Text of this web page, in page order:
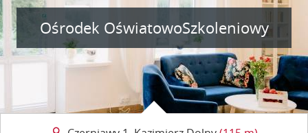
Ośrodek OświatowoSzkoleniowy